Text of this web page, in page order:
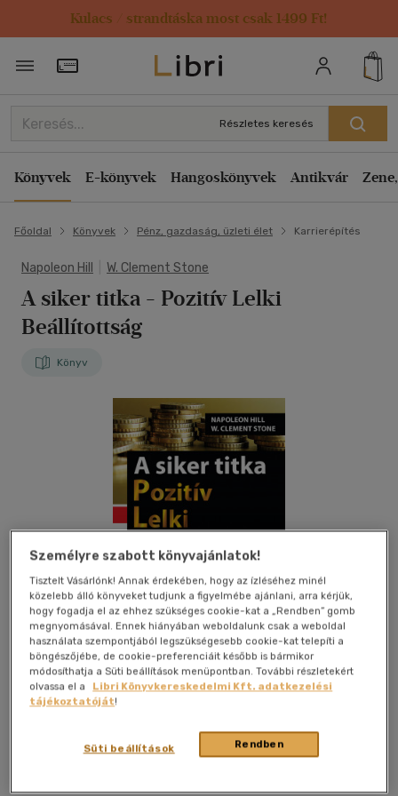
Kulacs / strandtáska most csak 1499 Ft!
Törzsvásárlói Kártya adatai
Részletes keresés
Könyvek E-könyvek Hangoskönyvek Antikvár
Főoldal Könyvek Pénz, gazdaság, üzleti élet Karrierépítés
Napoleon Hill W. Clement Stone
A siker titka - Pozitív Lelki
Beállítottság
Könyv
Kívánságlistához adom
Személyre szabott könyvajánlatok!
Tisztelt Vásárlónk! Annak érdekében, hogy az ízléséhez minél
közelebb álló könyveket tudjunk a figyelmébe ajánlani, arra kérjük,
hogy fogadja el az ehhez szükséges cookie-kat a „Rendben” gomb
megnyomásával. Ennek hiányában weboldalunk csak a weboldal
használata szempontjából legszükségesebb cookie-kat telepíti a
böngészőjébe, de cookie-preferenciáit később is bármikor
módosíthatja a Süti beállítások menüpontban. További részletekért
olvassa el a
Libri Könyvkereskedelmi Kft. adatkezelési
tájékoztatóját!
Rendben
Süti beállítások